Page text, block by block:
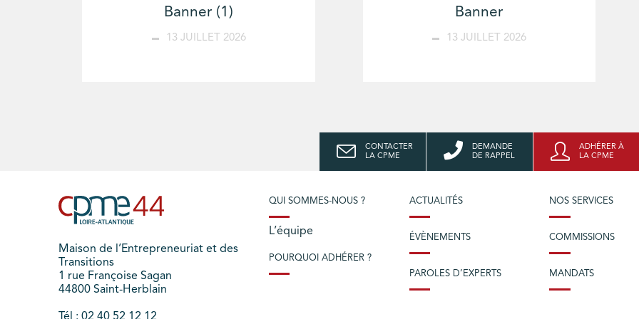
Banner (1)
13 JUILLET 2026
Banner
13 JUILLET 2026
CONTACTER
LA CPME
DEMANDE
DE RAPPEL
ADHÉRER À
LA CPME
Maison de l’Entrepreneuriat et des
Transitions
1 rue Françoise Sagan
44800 Saint-Herblain
Tél : 02 40 52 12 12
QUI SOMMES-NOUS ?
L’équipe
POURQUOI ADHÉRER ?
ACTUALITÉS
ÉVÈNEMENTS
PAROLES D’EXPERTS
NOS SERVICES
COMMISSIONS
MANDATS